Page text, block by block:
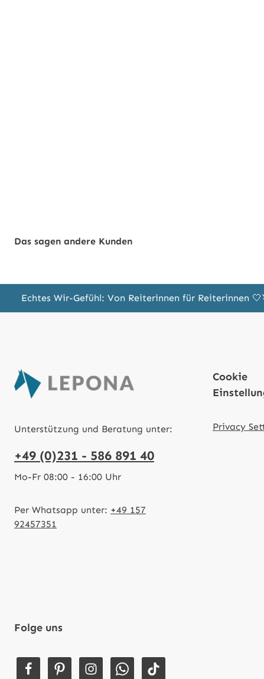
Das sagen andere Kunden
Echtes Wir-Gefühl: Von Reiterinnen für Reiterinnen
Unterstützung und Beratung unter:
+49 (0)231 - 586 891 40
Mo-Fr 08:00 - 16:00 Uhr
Per Whatsapp unter: +49 157
92457351
Cookie
Privacy
Folge uns